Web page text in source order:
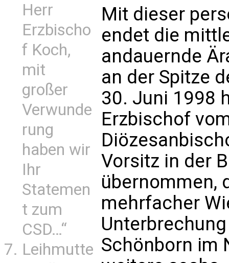
Herr
Erzbischo
f Koch,
mit
großer
Verwunde
rung
haben wir
Ihr
Statemen
t zum
CSD…“
Leihmutte
Mit dieser
endet die
andauernde
an der Spitze
30. Juni 1998
Erzbischof
Vorsitz in der
übernommen,
mehrfacher
Schönborn im